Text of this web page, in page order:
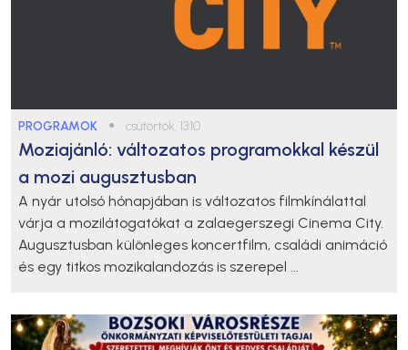
PROGRAMOK ● csütörtök, 13:10
Moziajánló: változatos programokkal készül
a mozi augusztusban
A nyár utolsó hónapjában is változatos filmkínálattal
várja a mozilátogatókat a zalaegerszegi Cinema City.
Augusztusban különleges koncertfilm, családi animáció
és egy titkos mozikalandozás is szerepel ...